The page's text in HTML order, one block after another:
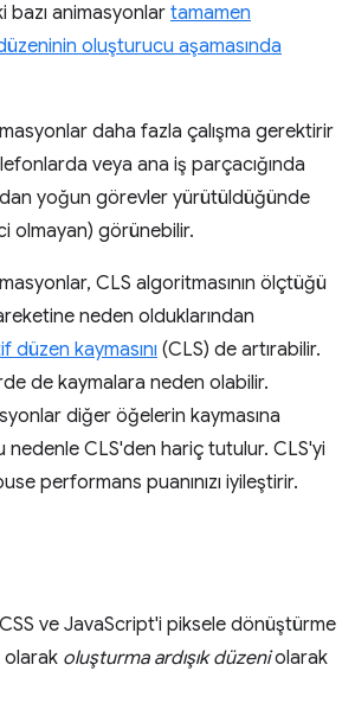
bazı animasyonlar tamamen
oluşturucu aşamasında
daha fazla çalışma gerektirir
veya ana iş parçacığında
yoğun görevler yürütüldüğünde
olmayan) görünebilir.
CLS algoritmasının ölçtüğü
neden olduklarından
düzen kaymasını (CLS) de artırabilir.
de kaymalara neden olabilir.
diğer öğelerin kaymasına
nedenle CLS'den hariç tutulur. CLS'yi
performans puanınızı iyileştirir.
CSS ve JavaScript'i piksele dönüştürme
olarak oluşturma ardışık düzeniolarak